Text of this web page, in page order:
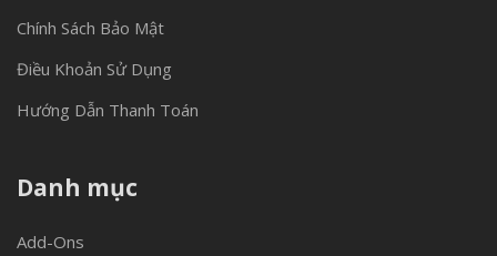
Chính Sách Bảo Mật
Điều Khoản Sử Dụng
Hướng Dẫn Thanh Toán
Danh mục
Add-Ons